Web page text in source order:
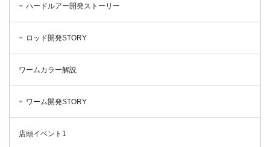
ハードルアー開発ストーリー
ロッド開発STORY
ワームカラー解説
ワーム開発STORY
店頭イベント1